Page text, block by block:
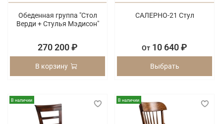
Обеденная группа "Стол
Верди + Стулья Мэдисон"
270 200 ₽
В корзину
САЛЕРНО-21 Стул
От 10 640 ₽
Выбрать
В наличии В наличии